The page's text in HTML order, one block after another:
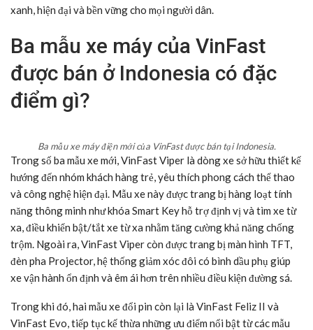
xanh, hiện đại và bền vững cho mọi người dân.
Ba mẫu xe máy của VinFast
được bán ở Indonesia có đặc
điểm gì?
Ba mẫu xe máy điện mới của VinFast được bán tại Indonesia.
Trong số ba mẫu xe mới, VinFast Viper là dòng xe sở hữu thiết kế
hướng đến nhóm khách hàng trẻ, yêu thích phong cách thể thao
và công nghệ hiện đại. Mẫu xe này được trang bị hàng loạt tính
năng thông minh như khóa Smart Key hỗ trợ định vị và tìm xe từ
xa, điều khiển bật/tắt xe từ xa nhằm tăng cường khả năng chống
trộm. Ngoài ra, VinFast Viper còn được trang bị màn hình TFT,
đèn pha Projector, hệ thống giảm xóc đôi có bình dầu phụ giúp
xe vận hành ổn định và êm ái hơn trên nhiều điều kiện đường sá.
Trong khi đó, hai mẫu xe đổi pin còn lại là VinFast Feliz II và
VinFast Evo, tiếp tục kế thừa những ưu điểm nổi bật từ các mẫu